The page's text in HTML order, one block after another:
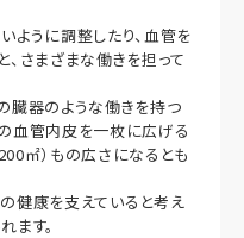
ように調整したり、血管を
さまざまな働きを担って
臓器のような働きを持つ
血管内皮を一枚に広げる
㎡）もの広さになるとも
健康を支えていると考え
ます。